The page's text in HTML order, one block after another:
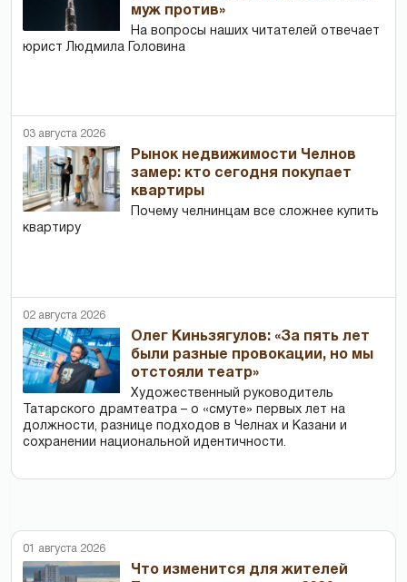
муж против»
На вопросы наших читателей отвечает
юрист Людмила Головина
03 августа 2026
Рынок недвижимости Челнов
замер: кто сегодня покупает
квартиры
Почему челнинцам все сложнее купить
квартиру
02 августа 2026
Олег Киньзягулов: «За пять лет
были разные провокации, но мы
отстояли театр»
Художественный руководитель
Татарского драмтеатра – о «смуте» первых лет на
должности, разнице подходов в Челнах и Казани и
сохранении национальной идентичности.
01 августа 2026
Что изменится для жителей